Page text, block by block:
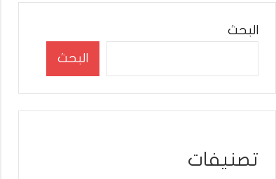
البحث
البحث
تصنيفات